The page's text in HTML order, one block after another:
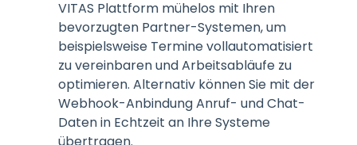
VITAS Plattform mühelos mit Ihren
bevorzugten Partner-Systemen, um
beispielsweise Termine vollautomatisiert
zu vereinbaren und Arbeitsabläufe zu
optimieren. Alternativ können Sie mit der
Webhook-Anbindung Anruf- und Chat-
Daten in Echtzeit an Ihre Systeme